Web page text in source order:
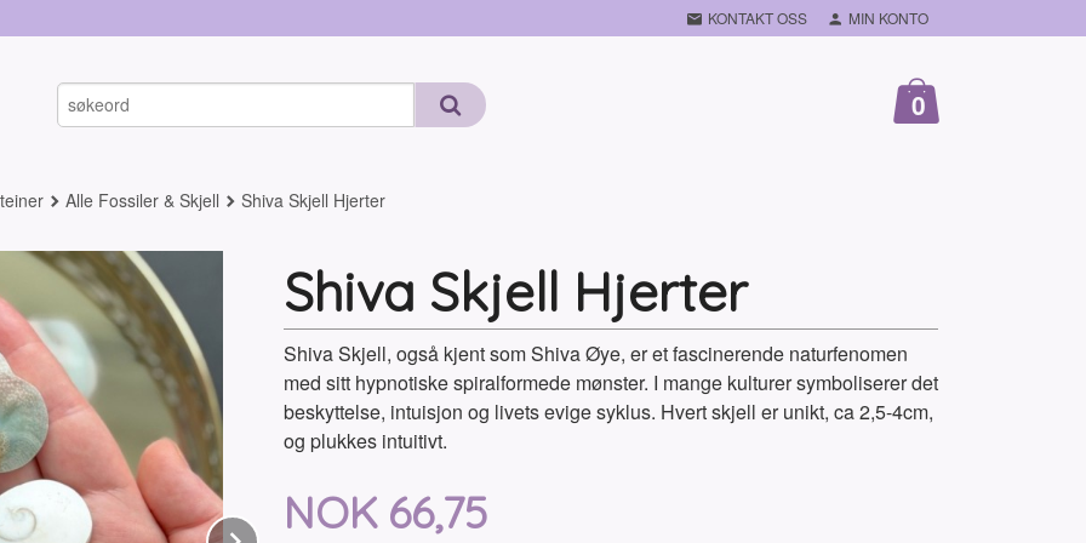
KONTAKT OSS MIN KONTO
0
Alle Fossiler & Skjell Shiva Skjell Hjerter
Shiva Skjell Hjerter
Shiva Skjell, også kjent som Shiva Øye, er et fascinerende naturfenomen
med sitt hypnotiske spiralformede mønster. I mange kulturer symboliserer det
beskyttelse, intuisjon og livets evige syklus. Hvert skjell er unikt, ca 2,5-4cm,
og plukkes intuitivt.
Tilbud
NOK 66,75